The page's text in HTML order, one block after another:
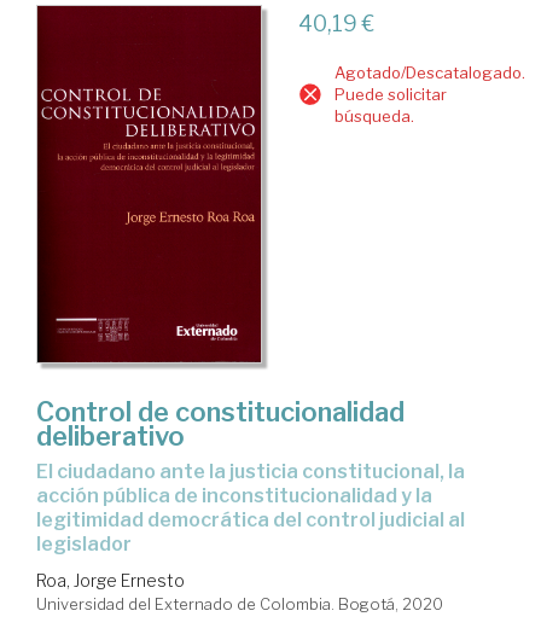
40,19 €
Agotado/Descatalogado.
Puede solicitar
búsqueda.
Control de constitucionalidad
deliberativo
el ciudadano ante la justicia constitucional, la
acción pública de inconstitucionalidad y la
legitimidad democrática del control judicial al
legislador
Roa, Jorge Ernesto
Universidad del Externado de Colombia. Bogotá, 2020